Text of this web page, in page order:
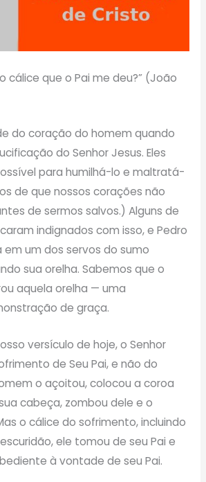
cálice que o Pai me deu?” (João
do coração do homem quando
do Senhor Jesus. Eles
para humilhá-lo e maltratá-
de que nossos corações não
de sermos salvos.) Alguns de
indignados com isso, e Pedro
em um dos servos do sumo
sua orelha. Sabemos que o
aquela orelha — uma
de graça.
versículo de hoje, o Senhor
de Seu Pai, e não do
o açoitou, colocou a coroa
cabeça, zombou dele e o
o cálice do sofrimento, incluindo
ele tomou de seu Pai e
à vontade de seu Pai.